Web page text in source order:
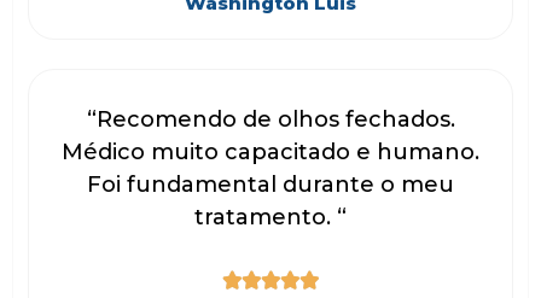
“Recomendo de olhos fechados.
Médico muito capacitado e humano.
Foi fundamental durante o meu
tratamento. “
